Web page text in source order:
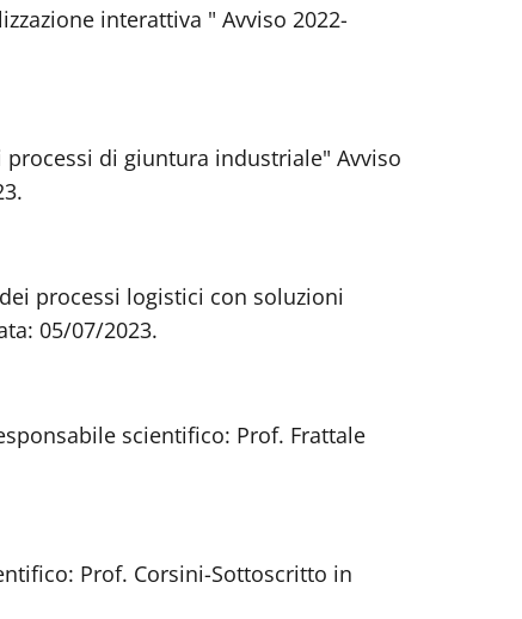
interattiva " Avviso 2022-
di giuntura industriale" Avviso
processi logistici con soluzioni
05/07/2023.
scientifico: Prof. Frattale
Prof. Corsini-Sottoscritto in